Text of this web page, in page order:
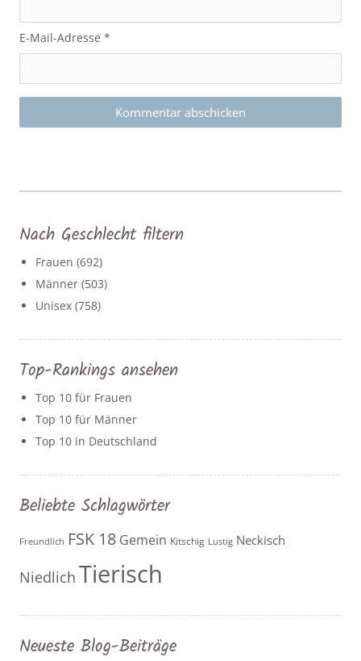
E-Mail-Adresse*
Nach Geschlecht filtern
Frauen (692)
Männer (503)
Unisex (758)
Top-Rankings ansehen
Top 10 für Frauen
Top 10 für Männer
Top 10 in Deutschland
Beliebte Schlagwörter
Freundlich FSK 18 Gemein Kitschig Lustig Neckisch
Niedlich Tierisch
Neueste Blog-Beiträge